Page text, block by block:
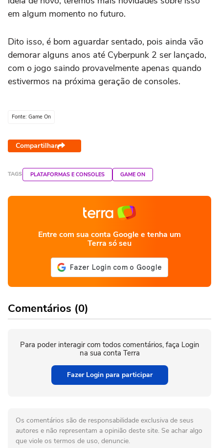
em algum momento no futuro.
Dito isso, é bom aguardar sentado, pois ainda vão
demorar alguns anos até Cyberpunk 2 ser lançado,
com o jogo saindo provavelmente apenas quando
estivermos na próxima geração de consoles.
Fonte: Game On
Compartilhar
TAGS PLATAFORMAS E CONSOLES GAME ON
Entre com sua conta Google e tenha um
Terra só seu
Comentários (0)
Para poder interagir com todos comentários, faça Login
na sua conta Terra
Fazer Login para participar
Os comentários são de responsabilidade exclusiva de seus
autores e não representam a opinião deste site. Se achar algo
que viole os termos de uso, denuncie.